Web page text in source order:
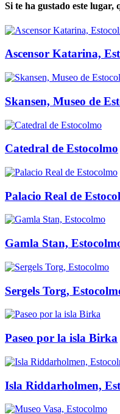
Si te ha gustado este lugar,
Ascensor Katarina,
Skansen, Museo de
Catedral de Estocolmo
Palacio Real de
Gamla Stan,
Sergels Torg,
Paseo por la isla Birka
Isla Riddarholmen,